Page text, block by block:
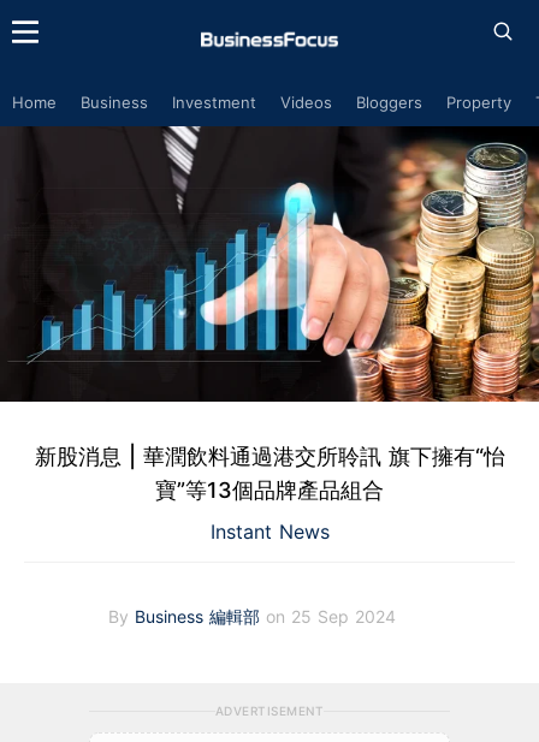
Home Business Investment Videos Bloggers Property
新股消息 | 華潤飲料通過港交所聆訊 旗下擁有“怡
寶”等13個品牌產品組合
Instant News
By Business 編輯部 on 25 Sep 2024
ADVERTISEMENT